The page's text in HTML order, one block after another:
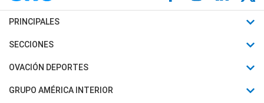
PRINCIPALES
Últimas Noticias
Política
SECCIONES
Horóscopo
Motores
OVACIÓN DEPORTES
Fútbol
GRUPO AMÉRICA INTERIOR